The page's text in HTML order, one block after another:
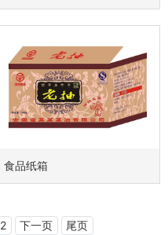
食品纸箱
2 下一页 尾页